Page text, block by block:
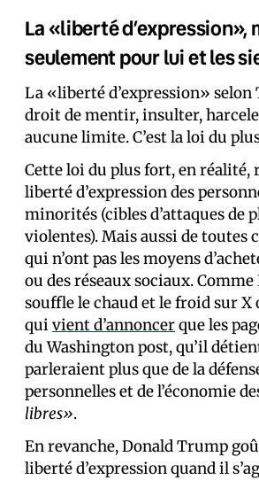
La «liberté d’expression»,
seulement pour lui et les
La «liberté d’expression» selon
droit de mentir, insulter,
aucune limite. C’est la loi du
Cette loi du plus fort, en réalité,
liberté d’expression des
minorités (cibles d’attaques de
violentes). Mais aussi de toutes
qui n’ont pas les moyens
ou des réseaux sociaux.
souffle le chaud et le froid sur X
qui vient d’annoncerque les
du Washington post, qu’il
parleraient plus que de la
personnelles et de l’économie
libres».
En revanche, Donald Trump
liberté d’expression quand il